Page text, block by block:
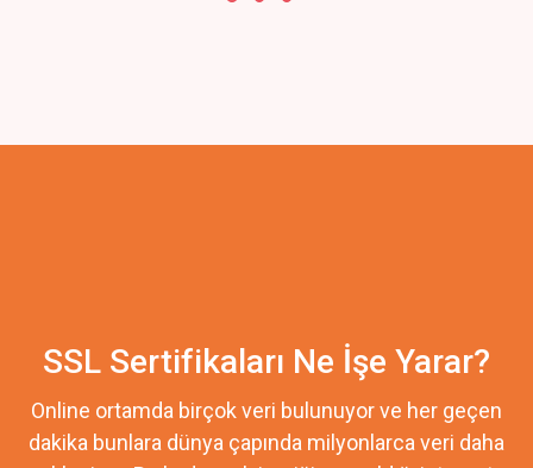
SSL Sertifikaları Ne İşe Yarar?
Online ortamda birçok veri bulunuyor ve her geçen
dakika bunlara dünya çapında milyonlarca veri daha